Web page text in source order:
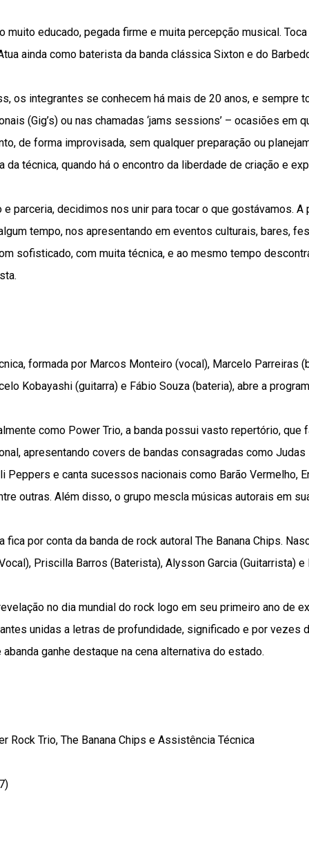
muito educado, pegada firme e muita percepção musical.
ainda como baterista da banda clássica Sixton e do
os integrantes se conhecem há mais de 20 anos, e sempre
(Gig’s) ou nas chamadas ‘jams sessions’ – ocasiões em
de forma improvisada, sem qualquer preparação ou
da técnica, quando há o encontro da liberdade de criação e
e parceria, decidimos nos unir para tocar o que gostávamos. A
tempo, nos apresentando em eventos culturais, bares,
sofisticado, com muita técnica, e ao mesmo tempo
formada por Marcos Monteiro (vocal), Marcelo Parreiras
Kobayashi (guitarra) e Fábio Souza (bateria), abre a
como Power Trio, a banda possui vasto repertório, que
apresentando covers de bandas consagradas como
Peppers e canta sucessos nacionais como Barão Vermelho,
outras. Além disso, o grupo mescla músicas autorais em
fica por conta da banda de rock autoral The Banana Chips.
Priscilla Barros (Baterista), Alysson Garcia (Guitarrista)
no dia mundial do rock logo em seu primeiro ano de
unidas a letras de profundidade, significado e por vezes
ganhe destaque na cena alternativa do estado.
Rock Trio, The Banana Chips e Assistência Técnica